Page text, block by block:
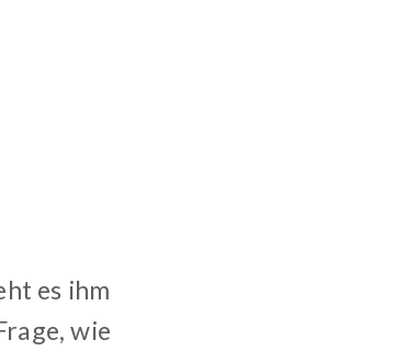
es ihm
wie